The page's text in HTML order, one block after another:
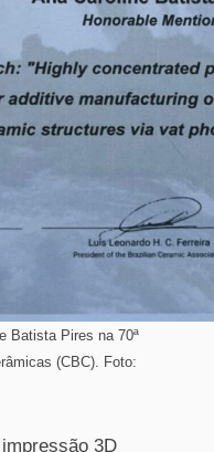
Batista Pires na 70ª
(CBC). Foto:
3D